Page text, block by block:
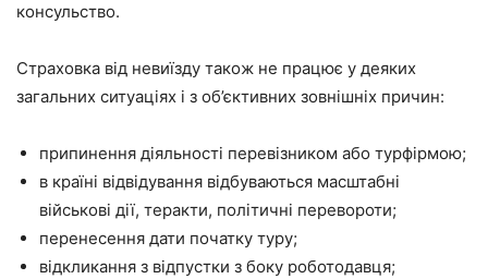
консульство.
Страховка від невиїзду також не працює у деяких
загальних ситуаціях і з об’єктивних зовнішніх причин:
припинення діяльності перевізником або турфірмою;
в країні відвідування відбуваються масштабні
військові дії, теракти, політичні перевороти;
перенесення дати початку туру;
відкликання з відпустки з боку роботодавця;